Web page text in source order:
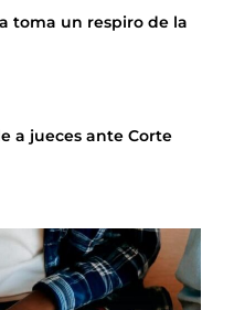
toma un respiro de la
a jueces ante Corte